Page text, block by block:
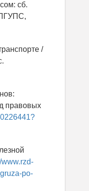
сб.
/
правовых
www.rzd-
po-